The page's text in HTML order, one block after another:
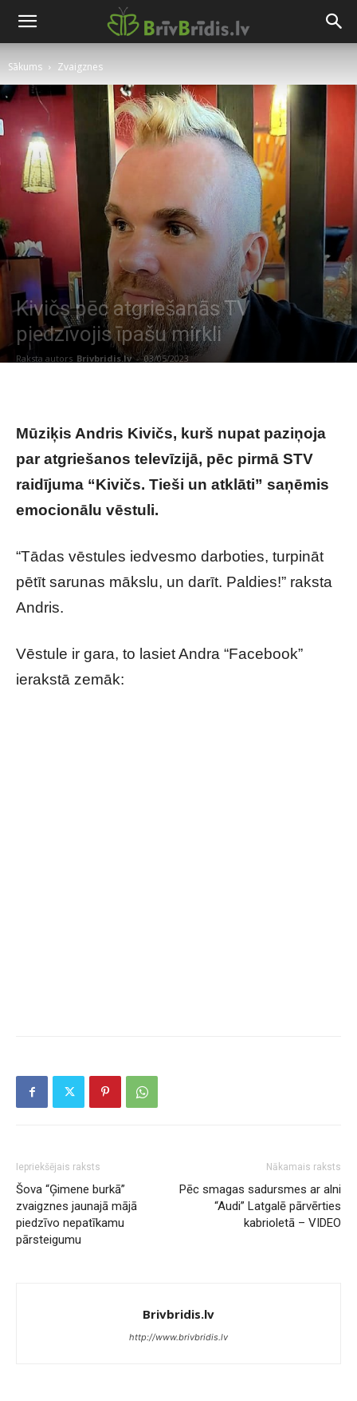
Sākums Zvaigznes
Kivičs pēc atgriešanās TV
piedzīvojis īpašu mirkli
Raksta autors Brivbridis.lv - 03/05/2023
Mūziķis Andris Kivičs, kurš nupat paziņoja
par atgriešanos televīzijā, pēc pirmā STV
raidījuma “Kivičs. Tieši un atklāti” saņēmis
emocionālu vēstuli.
“Tādas vēstules iedvesmo darboties, turpināt
pētīt sarunas mākslu, un darīt. Paldies!” raksta
Andris.
Vēstule ir gara, to lasiet Andra “Facebook”
ierakstā zemāk:
Iepriekšējais raksts
Šova “Ģimene burkā”
zvaigznes jaunajā mājā
piedzīvo nepatīkamu
pārsteigumu
Nākamais raksts
Pēc smagas sadursmes ar alni
“Audi” Latgalē pārvērties
kabrioletā – VIDEO
Brivbridis.lv
http://www.brivbridis.lv